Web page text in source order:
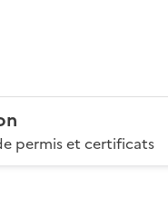
permis et certificats